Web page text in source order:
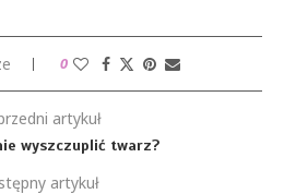
0
artykuł
wyszczuplić twarz?
artykuł